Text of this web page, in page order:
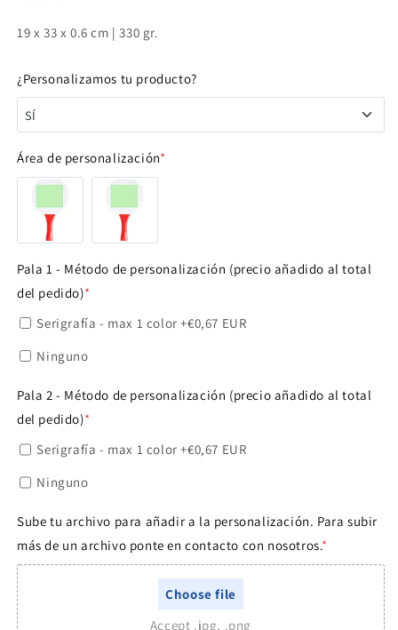
19 x 33 x 0.6 cm | 330 gr.
¿Personalizamos tu producto?
SÍ
SÍ
Área de personalización*
Pala 1 - Método de personalización (precio añadido al total
del pedido)*
Serigrafía - max 1 color +€0,67 EUR
Ninguno
Pala 2 - Método de personalización (precio añadido al total
del pedido)*
Serigrafía - max 1 color +€0,67 EUR
Ninguno
Sube tu archivo para añadir a la personalización. Para subir
más de un archivo ponte en contacto con nosotros.*
Choose file
Accept .jpg, .png